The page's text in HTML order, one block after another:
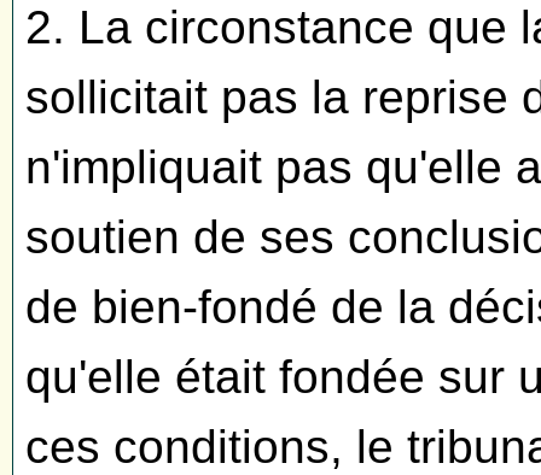
2. La circonstance que
sollicitait pas la reprise
n'impliquait pas qu'elle
soutien de ses
de bien-fondé de la
qu'elle était fondée sur
ces conditions, le